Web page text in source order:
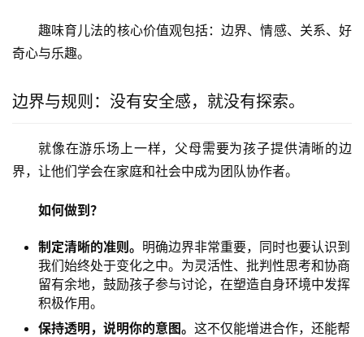
趣味育儿法的核心价值观包括：边界、情感、关系、好
奇心与乐趣。
边界与规则：没有安全感，就没有探索。
就像在游乐场上一样，父母需要为孩子提供清晰的边
界，让他们学会在家庭和社会中成为团队协作者。
如何做到？
制定清晰的准则。 明确边界非常重要，同时也要认识到
我们始终处于变化之中。为灵活性、批判性思考和协商
留有余地，鼓励孩子参与讨论，在塑造自身环境中发挥
积极作用。
保持透明，说明你的意图。 这不仅能增进合作，还能帮